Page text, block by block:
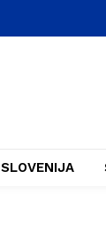
SLOVENIJA